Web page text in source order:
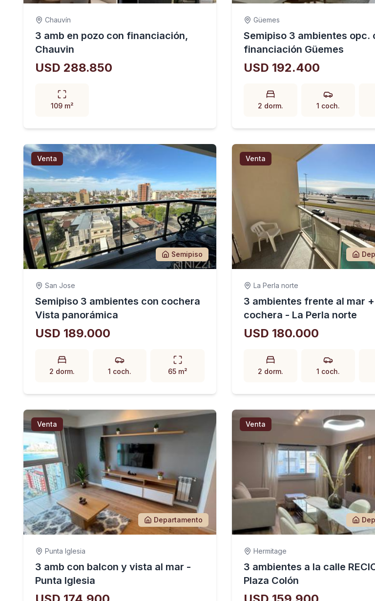
Chauvín
3 amb en pozo con financiación,
Chauvin
USD 288.850
109 m²
Güemes
Semipiso 3 ambientes opc.
financiación Güemes
USD 192.400
2 dorm. 1 coch.
Venta
Semipiso
San Jose
Semipiso 3 ambientes con cochera
Vista panorámica
USD 189.000
2 dorm. 1 coch. 65 m²
Venta
La Perla norte
3 ambientes frente al mar +
cochera - La Perla norte
USD 180.000
2 dorm. 1 coch.
Venta
Departamento
Punta Iglesia
3 amb con balcon y vista al mar -
Punta Iglesia
Venta
Hermitage
3 ambientes a la calle
Plaza Colón